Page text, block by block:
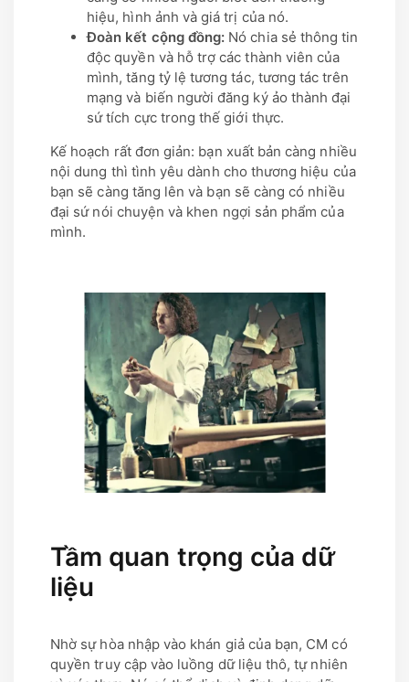
hiệu, hình ảnh và giá trị của nó.
Đoàn kết cộng đồng: Nó chia sẻ thông tin
độc quyền và hỗ trợ các thành viên của
mình, tăng tỷ lệ tương tác, tương tác trên
mạng và biến người đăng ký ảo thành đại
sứ tích cực trong thế giới thực.
Kế hoạch rất đơn giản: bạn xuất bản càng nhiều
nội dung thì tình yêu dành cho thương hiệu của
bạn sẽ càng tăng lên và bạn sẽ càng có nhiều
đại sứ nói chuyện và khen ngợi sản phẩm của
mình.
Tầm quan trọng của dữ
liệu
Nhờ sự hòa nhập vào khán giả của bạn, CM có
quyền truy cập vào luồng dữ liệu thô, tự nhiên